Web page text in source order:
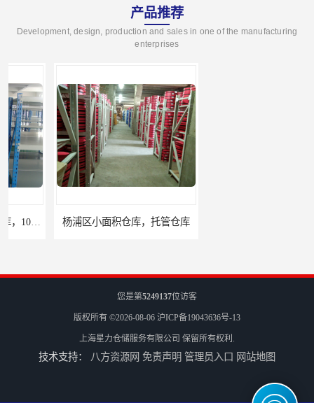
产品推荐
Development, design, production and sales in one of the manufacturing
enterprises
杨浦区小面积仓库，托管仓库
嘉定区小面积仓库，电商仓库，10平起租
您是第5249137位访客
版权所有 ©2026-08-06 沪ICP备19043636号-13
上海星力仓储服务有限公司 保留所有权利.
技术支持： 八方资源网 免责声明 管理员入口 网站地图